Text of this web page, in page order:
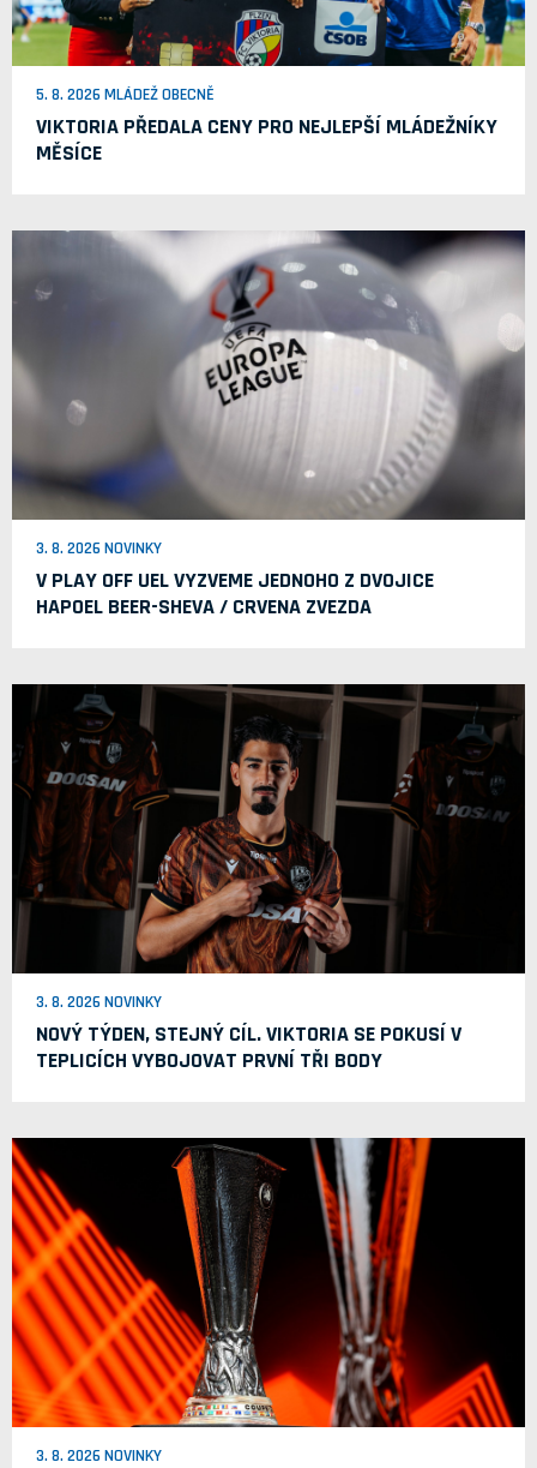
5. 8. 2026 MLÁDEŽ OBECNĚ
VIKTORIA PŘEDALA CENY PRO NEJLEPŠÍ MLÁDEŽNÍKY
MĚSÍCE
3. 8. 2026 NOVINKY
V PLAY OFF UEL VYZVEME JEDNOHO Z DVOJICE
HAPOEL BEER-SHEVA / CRVENA ZVEZDA
3. 8. 2026 NOVINKY
NOVÝ TÝDEN, STEJNÝ CÍL. VIKTORIA SE POKUSÍ V
TEPLICÍCH VYBOJOVAT PRVNÍ TŘI BODY
3. 8. 2026 NOVINKY